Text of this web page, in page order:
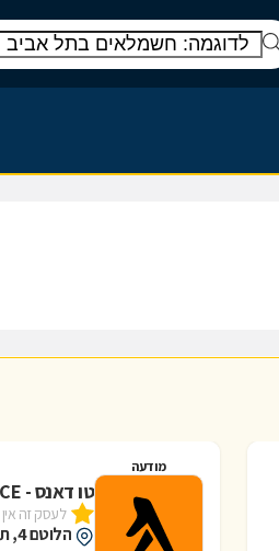
מודעה
טו דאנס - 2DANCE
לעסק זה
הלוטם 4, תל חנן נשר